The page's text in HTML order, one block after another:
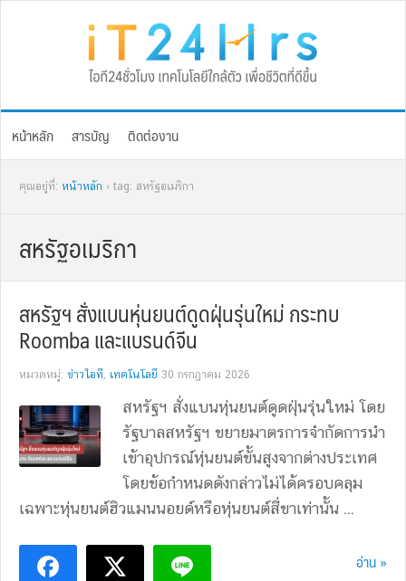
หน้าหลัก สารบัญ ติดต่องาน
คุณอยู่ที่: หน้าหลัก › tag: สหรัฐอเมริกา
สหรัฐอเมริกา
สหรัฐฯ สั่งแบนหุ่นยนต์ดูดฝุ่นรุ่นใหม่ กระทบ
Roomba และแบรนด์จีน
หมวดหมู่: ข่าวไอที, เทคโนโลยี 30 กรกฎาคม 2026
สหรัฐฯ สั่งแบนหุ่นยนต์ดูดฝุ่นรุ่นใหม่ โดย
รัฐบาลสหรัฐฯ ขยายมาตรการจำกัดการนำ
เข้าอุปกรณ์หุ่นยนต์ขั้นสูงจากต่างประเทศ
โดยข้อกำหนดดังกล่าวไม่ได้ครอบคลุม
เฉพาะหุ่นยนต์ฮิวแมนนอยด์หรือหุ่นยนต์สี่ขาเท่านั้น ...
อ่าน »